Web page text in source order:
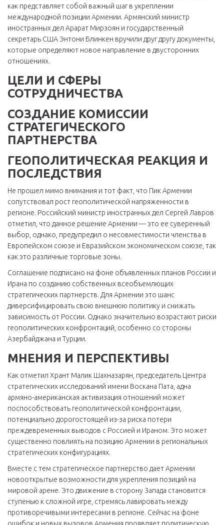
как представляет собой важный шаг в укреплении
международной позиции Армении. Армянский министр
иностранных дел Арарат Мирзоян и государственный
секретарь США Энтони Блинкен вручили друг другу документы,
которые определяют новое направление в двусторонних
отношениях.
ЦЕЛИ И СФЕРЫ
СОТРУДНИЧЕСТВА
СОЗДАНИЕ КОМИССИИ
СТРАТЕГИЧЕСКОГО
ПАРТНЕРСТВА
ГЕОПОЛИТИЧЕСКАЯ РЕАКЦИЯ И
ПОСЛЕДСТВИЯ
Не прошел мимо внимания и тот факт, что Пик Армении
сопутствовал рост геополитической напряженности в
регионе. Российский министр иностранных дел Сергей Лавров
отметил, что данное решение Армении — это ее суверенный
выбор, однако, предупредил о несовместимости членства в
Европейском союзе и Евразийском экономическом союзе, так
как это различные торговые зоны.
Соглашение подписано на фоне объявленных планов России и
Ирана по созданию собственных всеобъемлющих
стратегических партнерств. Для Армении это шанс
диверсифицировать свою внешнюю политику и снижать
зависимость от России. Однако значительно возрастают риски
геополитических конфронтаций, особенно со стороны
Азербайджана и Турции.
МНЕНИЯ И ПЕРСПЕКТИВЫ
Как отметил Хрант Малик Шахназарян, председатель Центра
стратегических исследований имени Воскана Пата, адна
армяно-американская активизация отношений может
поспособствовать геополитической конфронтации,
потенциально дорогостоящей из-за риска потери
преждевременных выводов с Россией и Ираном. Это может
существенно повлиять на позицию Армении в региональных
стратегических конфигурациях.
Вместе с тем стратегическое партнерство дает Армении
новооткрытые возможности для укрепления позиций на
мировой арене. Это движение в сторону Запада становится
ступенью к сложной игре, стремясь лавировать между
противоречивыми интересами в регионе. Сейчас на фоне